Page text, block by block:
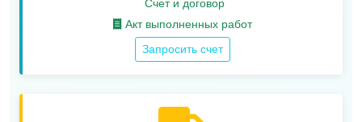
Счет и договор
Акт выполненных работ
Запросить счет